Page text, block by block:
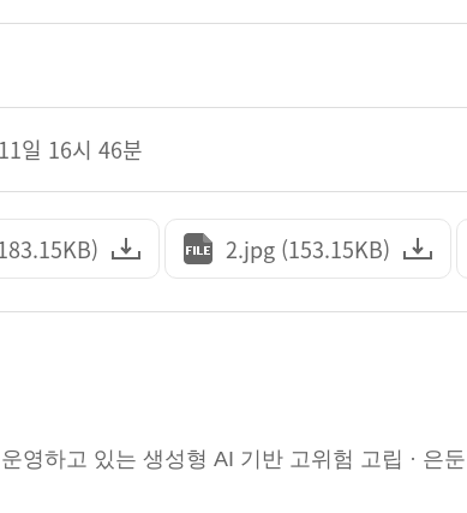
일 16시 46분
2.jpg (153.15KB)
영하고 있는 생성형 AI 기반 고위험 고립 · 은